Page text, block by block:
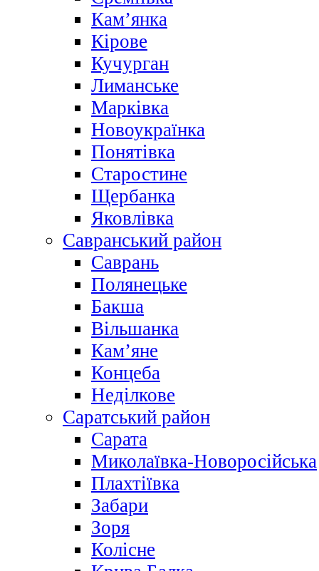
Кам’янка
Кірове
Кучурган
Лиманське
Марківка
Новоукраїнка
Понятівка
Старостине
Щербанка
Яковлівка
Савранський район
Саврань
Полянецьке
Бакша
Вільшанка
Кам’яне
Концеба
Неділкове
Саратський район
Сарата
Миколаївка-Новоросійська
Плахтіївка
Забари
Зоря
Колісне